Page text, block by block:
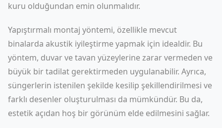
kuru olduğundan emin olunmalıdır.
Yapıştırmalı montaj yöntemi, özellikle mevcut
binalarda akustik iyileştirme yapmak için idealdir. Bu
yöntem, duvar ve tavan yüzeylerine zarar vermeden ve
büyük bir tadilat gerektirmeden uygulanabilir. Ayrıca,
süngerlerin istenilen şekilde kesilip şekillendirilmesi ve
farklı desenler oluşturulması da mümkündür. Bu da,
estetik açıdan hoş bir görünüm elde edilmesini sağlar.